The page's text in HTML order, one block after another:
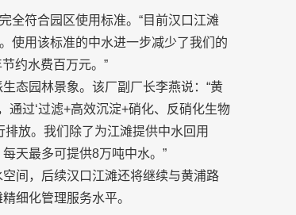
全符合园区使用标准。“目前汉口江滩
使用该标准的中水进一步减少了我们的
约水费百万元。”
态园林景象。该厂副厂长李燕说：“黄
过‘过滤+高效沉淀+硝化、反硝化生物
放。我们除了为江滩提供中水回用
天最多可提供8万吨中水。”
间，后续汉口江滩还将继续与黄浦路
细化管理服务水平。